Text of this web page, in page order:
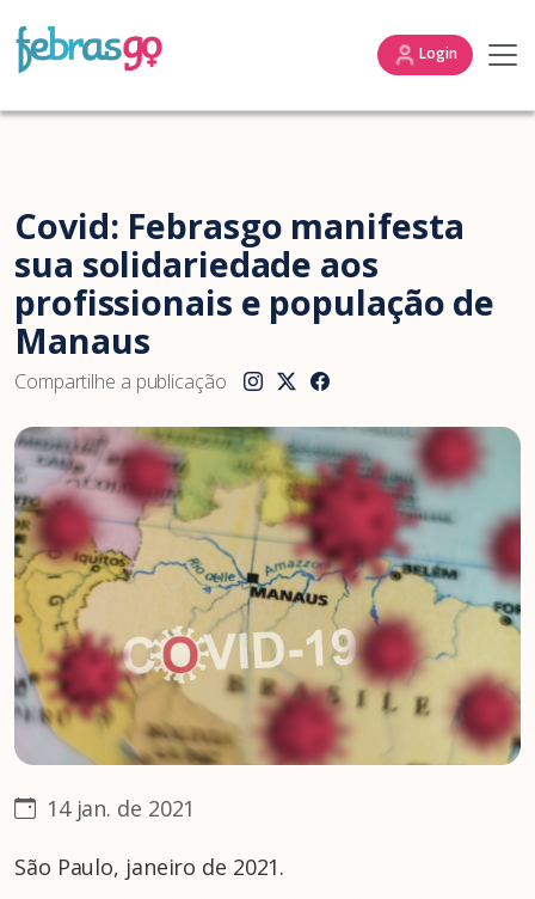
Login
Covid: Febrasgo manifesta
sua solidariedade aos
profissionais e população de
Manaus
Compartilhe a publicação
14 jan. de 2021
São Paulo, janeiro de 2021.